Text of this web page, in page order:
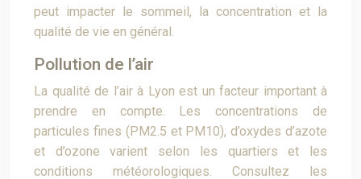
peut impacter le sommeil, la concentration et la
qualité de vie en général.
Pollution de l’air
La qualité de l’air à Lyon est un facteur important à
prendre en compte. Les concentrations de
particules fines (PM2.5 et PM10), d’oxydes d’azote
et d’ozone varient selon les quartiers et les
conditions météorologiques. Consultez les